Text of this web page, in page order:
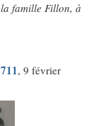
famille Fillon, à
, 9 février